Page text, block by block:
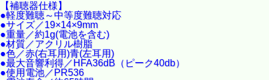
【補聴器仕様】
●軽度難聴～中等度難聴対応
●サイズ／19×14×9mm
●重量／約1g(電池を含む)
●材質／アクリル樹脂
●色／赤(右耳用)青(左耳用)
●最大音響利得／HFA36dB（ピーク40db）
●使用電池／PR536